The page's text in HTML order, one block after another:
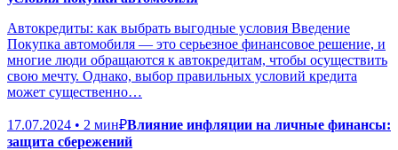
Автокредиты: как выбрать выгодные условия Введение
Покупка автомобиля — это серьезное финансовое решение, и
многие люди обращаются к автокредитам, чтобы осуществить
свою мечту. Однако, выбор правильных условий кредита
может существенно…
17.07.2024 • 2 мин₽Влияние инфляции на личные финансы:
защита сбережений